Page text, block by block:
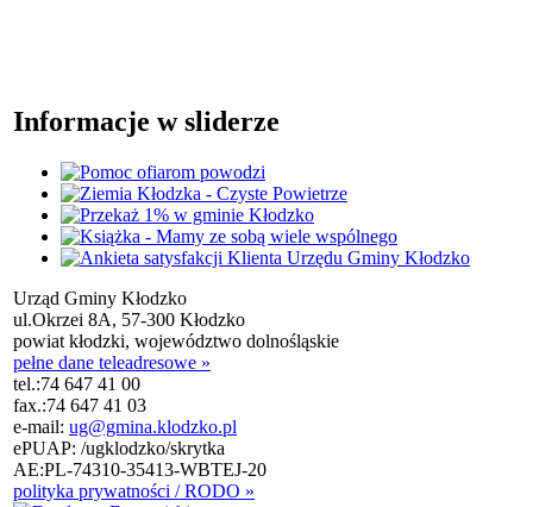
Informacje w sliderze
Urząd Gminy Kłodzko
ul.Okrzei 8A, 57-300 Kłodzko
powiat kłodzki, województwo dolnośląskie
pełne dane teleadresowe »
tel.:74 647 41 00
fax.:74 647 41 03
e-mail: ug@gmina.klodzko.pl
ePUAP: /ugklodzko/skrytka
AE:PL-74310-35413-WBTEJ-20
polityka prywatności / RODO »